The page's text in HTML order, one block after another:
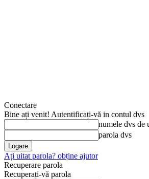
Conectare
Bine ați venit! Autentificați-vă in contul dvs
numele dvs de
parola dvs
Ați uitat parola? obține ajutor
Recuperare parola
Recuperați-vă parola